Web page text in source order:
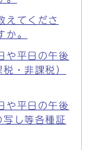
えてくださ
か。
や平日の午後
・非課税）
や平日の午後
し等各種証